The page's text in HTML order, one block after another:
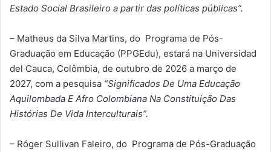
Estado Social Brasileiro a partir das políticas públicas”.
– Matheus da Silva Martins, do Programa de Pós-
Graduação em Educação (PPGEdu), estará na Universidad
del Cauca, Colômbia, de outubro de 2026 a março de
2027, com a pesquisa “Significados De Uma Educação
Aquilombada E Afro Colombiana Na Constituição Das
Histórias De Vida Interculturais”.
– Róger Sullivan Faleiro, do Programa de Pós-Graduação